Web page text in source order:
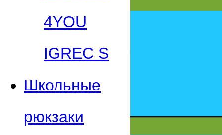
4YOU
IGREC S
Школьные
рюкзаки